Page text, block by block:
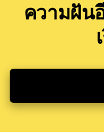
ความฝัน